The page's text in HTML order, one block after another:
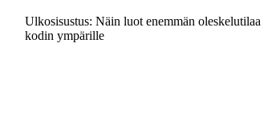
Ulkosisustus: Näin luot enemmän oleskelutilaa
kodin ympärille